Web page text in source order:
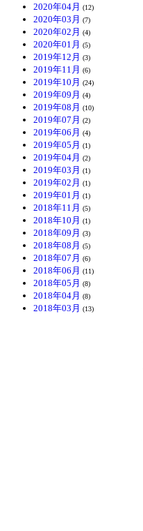
2020年04月 (12)
2020年03月 (7)
2020年02月 (4)
2020年01月 (5)
2019年12月 (3)
2019年11月 (6)
2019年10月 (24)
2019年09月 (4)
2019年08月 (10)
2019年07月 (2)
2019年06月 (4)
2019年05月 (1)
2019年04月 (2)
2019年03月 (1)
2019年02月 (1)
2019年01月 (1)
2018年11月 (5)
2018年10月 (1)
2018年09月 (3)
2018年08月 (5)
2018年07月 (6)
2018年06月 (11)
2018年05月 (8)
2018年04月 (8)
2018年03月 (13)